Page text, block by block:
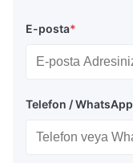
E-posta*
Telefon / WhatsApp